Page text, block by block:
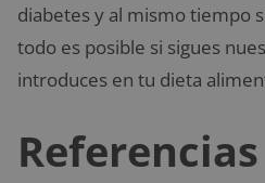
diabetes y al mismo tiempo
todo es posible si sigues
introduces en tu dieta
Referencias